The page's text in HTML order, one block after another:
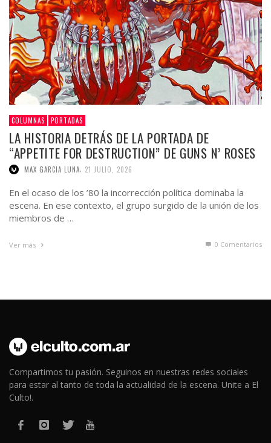
COLUMNAS PORTADAS
LA HISTORIA DETRÁS DE LA PORTADA DE
“APPETITE FOR DESTRUCTION” DE GUNS N’ ROSES
MAX GARCIA LUNA 21 JULIO, 2026
En el ocaso de los ’80 la incorrección política dominaba la
escena. En ese contexto, el grupo surgido de la unión de los
miembros de …
Ver más 0 Comentarios
Compartimos tu pasión. Seguinos en nuestras redes sociales
para estar al tanto de toda la actualidad de la escena. Unite a El
Culto!.